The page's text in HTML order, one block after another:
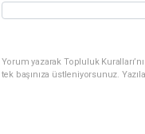
Yorum yazarak Topluluk
tek başınıza üstleniyorsunuz.